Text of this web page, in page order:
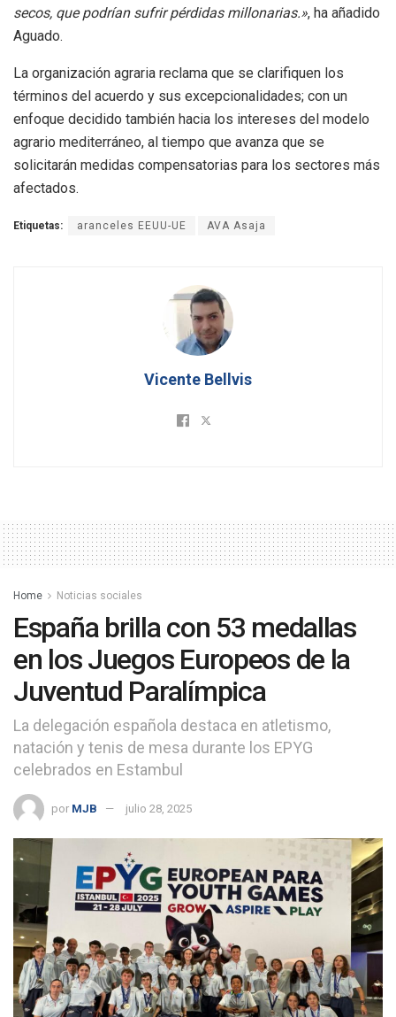
secos, que podrían sufrir pérdidas millonarias.», ha añadido
Aguado.
La organización agraria reclama que se clarifiquen los
términos del acuerdo y sus excepcionalidades; con un
enfoque decidido también hacia los intereses del modelo
agrario mediterráneo, al tiempo que avanza que se
solicitarán medidas compensatorias para los sectores más
afectados.
Etiquetas: aranceles EEUU-UE AVA Asaja
Vicente Bellvis
Home Noticias sociales
España brilla con 53 medallas
en los Juegos Europeos de la
Juventud Paralímpica
La delegación española destaca en atletismo,
natación y tenis de mesa durante los EPYG
celebrados en Estambul
por MJB julio 28, 2025